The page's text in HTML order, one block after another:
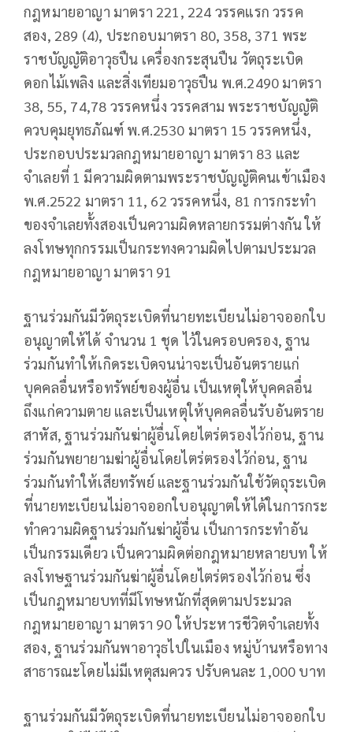
กฎหมายอาญา มาตรา 221, 224 วรรคแรก วรรค
สอง, 289 (4), ประกอบมาตรา 80, 358, 371 พระ
ราชบัญญัติอาวุธปืน เครื่องกระสุนปืน วัตถุระเบิด
ดอกไม้เพลิง และสิ่งเทียมอาวุธปืน พ.ศ.2490 มาตรา
38, 55, 74,78 วรรคหนึ่ง วรรคสาม พระราชบัญญัติ
ควบคุมยุทธภัณฑ์ พ.ศ.2530 มาตรา 15 วรรคหนึ่ง,
ประกอบประมวลกฎหมายอาญา มาตรา 83 และ
จำเลยที่ 1 มีความผิดตามพระราชบัญญัติคนเข้าเมือง
พ.ศ.2522 มาตรา 11, 62 วรรคหนึ่ง, 81 การกระทำ
ของจำเลยทั้งสองเป็นความผิดหลายกรรมต่างกัน ให้
ลงโทษทุกกรรมเป็นกระทงความผิดไปตามประมวล
กฎหมายอาญา มาตรา 91
ฐานร่วมกันมีวัตถุระเบิดที่นายทะเบียนไม่อาจออกใบ
อนุญาตให้ได้ จำนวน 1 ชุด ไว้ในครอบครอง, ฐาน
ร่วมกันทำให้เกิดระเบิดจนน่าจะเป็นอันตรายแก่
บุคคลอื่นหรือทรัพย์ของผู้อื่น เป็นเหตุให้บุคคลอื่น
ถึงแก่ความตาย และเป็นเหตุให้บุคคลอื่นรับอันตราย
สาหัส, ฐานร่วมกันฆ่าผู้อื่นโดยไตร่ตรองไว้ก่อน, ฐาน
ร่วมกันพยายามฆ่าผู้อื่นโดยไตร่ตรองไว้ก่อน, ฐาน
ร่วมกันทำให้เสียทรัพย์ และฐานร่วมกันใช้วัตถุระเบิด
ที่นายทะเบียนไม่อาจออกใบอนุญาตให้ได้ในการกระ
ทำความผิดฐานร่วมกันฆ่าผู้อื่น เป็นการกระทำอัน
เป็นกรรมเดียว เป็นความผิดต่อกฎหมายหลายบท ให้
ลงโทษฐานร่วมกันฆ่าผู้อื่นโดยไตร่ตรองไว้ก่อน ซึ่ง
เป็นกฎหมายบทที่มีโทษหนักที่สุดตามประมวล
กฎหมายอาญา มาตรา 90 ให้ประหารชีวิตจำเลยทั้ง
สอง, ฐานร่วมกันพาอาวุธไปในเมือง หมู่บ้านหรือทาง
สาธารณะโดยไม่มีเหตุสมควร ปรับคนละ 1,000 บาท
ฐานร่วมกันมีวัตถุระเบิดที่นายทะเบียนไม่อาจออกใบ